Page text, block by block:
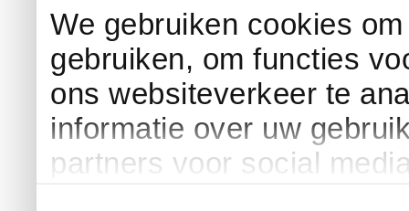
We gebruiken cookies
gebruiken, om functies
ons websiteverkeer te
informatie over uw
partners voor social